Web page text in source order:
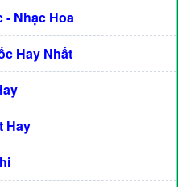
- Nhạc Hoa
Hay Nhất
Hay